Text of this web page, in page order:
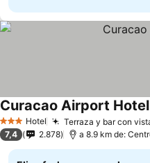
3 Estrellas
Hotel Terraza y bar con
Curacao Airport Hotel
7,4 2.878 a 8.9 km de: